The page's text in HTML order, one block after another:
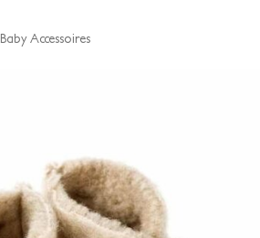
Baby Accessoires